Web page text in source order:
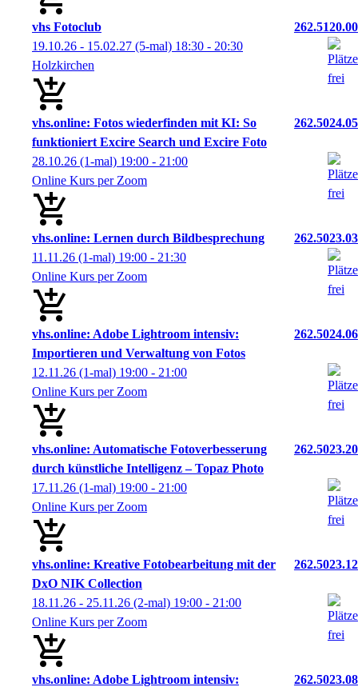
vhs Fotoclub
262.5120.00
19.10.26 - 15.02.27 (5-mal) 18:30 - 20:30
Holzkirchen
vhs.online: Fotos wiederfinden mit KI: So
funktioniert Excire Search und Excire Foto
262.5024.05
28.10.26 (1-mal) 19:00 - 21:00
Online Kurs per Zoom
vhs.online: Lernen durch Bildbesprechung
262.5023.03
11.11.26 (1-mal) 19:00 - 21:30
Online Kurs per Zoom
vhs.online: Adobe Lightroom intensiv:
Importieren und Verwaltung von Fotos
262.5024.06
12.11.26 (1-mal) 19:00 - 21:00
Online Kurs per Zoom
vhs.online: Automatische Fotoverbesserung
durch künstliche Intelligenz – Topaz Photo
262.5023.20
17.11.26 (1-mal) 19:00 - 21:00
Online Kurs per Zoom
vhs.online: Kreative Fotobearbeitung mit der
DxO NIK Collection
262.5023.12
18.11.26 - 25.11.26 (2-mal) 19:00 - 21:00
Online Kurs per Zoom
vhs.online: Adobe Lightroom intensiv:
262.5023.08